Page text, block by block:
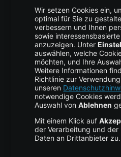
Trust
Data
Backup
Business
Cloud
Cloud
Leitfaden &